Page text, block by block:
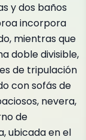
y dos baños
incorpora
mientras que
doble divisible,
de tripulación
con sofás de
nevera,
de
ubicada en el